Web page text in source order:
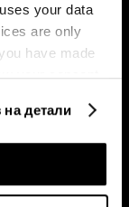
your data
are only
have made
your consent
на детали
се на
Адрија